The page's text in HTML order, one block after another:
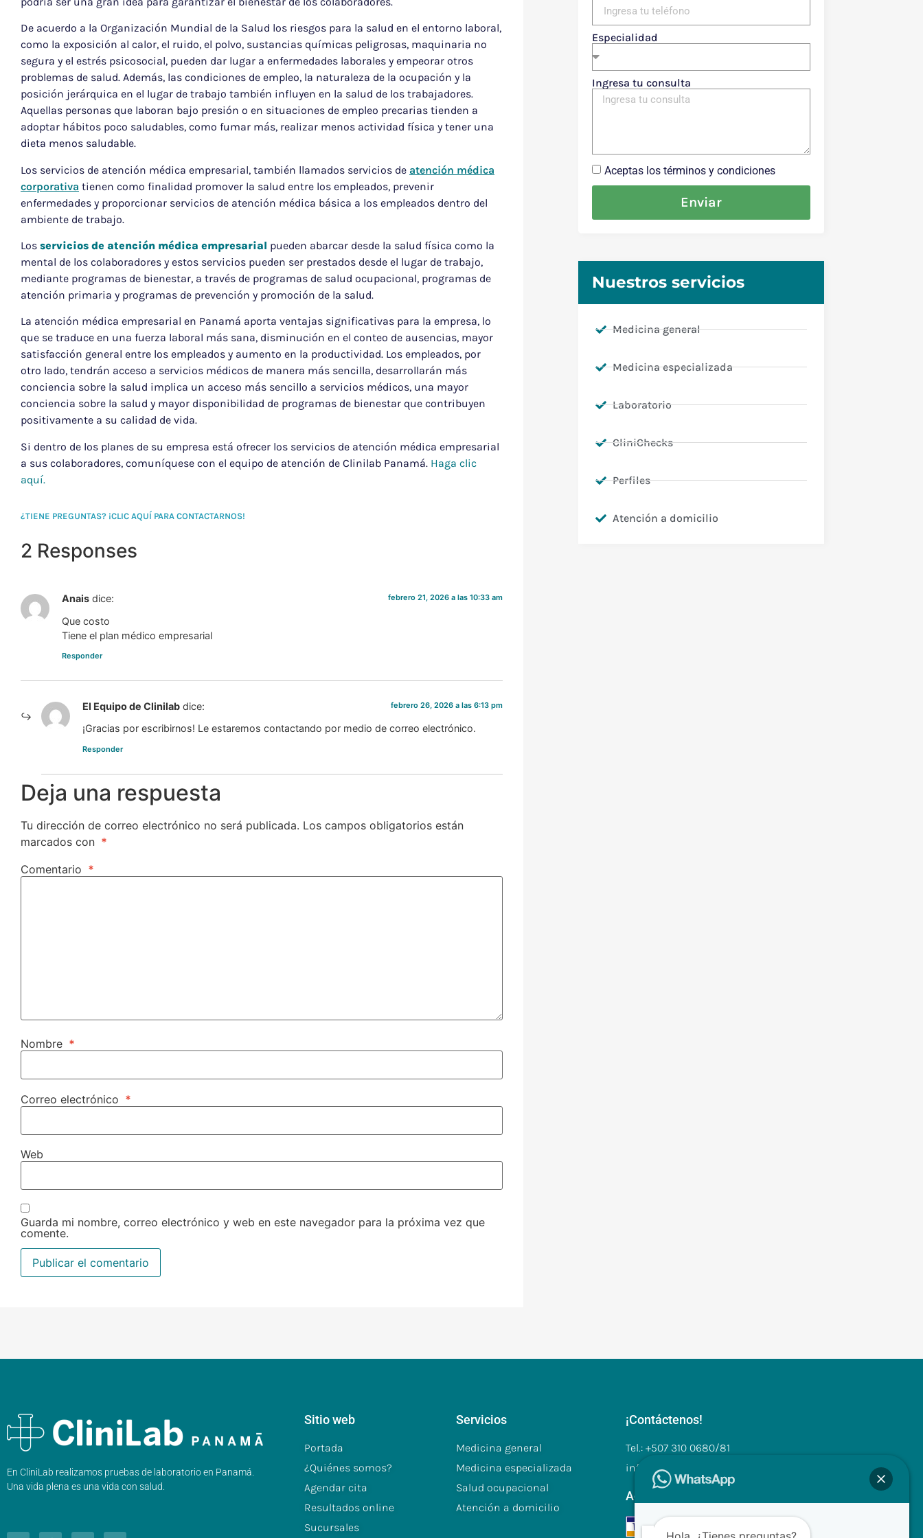
De acuerdo a la Organización Mundial de la Salud los riesgos para la salud en el entorno laboral,
como la exposición al calor, el ruido, el polvo, sustancias químicas peligrosas, maquinaria no
segura y el estrés psicosocial, pueden dar lugar a enfermedades laborales y empeorar otros
problemas de salud. Además, las condiciones de empleo, la naturaleza de la ocupación y la
posición jerárquica en el lugar de trabajo también influyen en la salud de los trabajadores.
Aquellas personas que laboran bajo presión o en situaciones de empleo precarias tienden a
adoptar hábitos poco saludables, como fumar más, realizar menos actividad física y tener una
dieta menos saludable.
Los servicios de atención médica empresarial, también llamados servicios de atención médica
corporativa tienen como finalidad promover la salud entre los empleados, prevenir
enfermedades y proporcionar servicios de atención médica básica a los empleados dentro del
ambiente de trabajo.
Los servicios de atención médica empresarial pueden abarcar desde la salud física como la
mental de los colaboradores y estos servicios pueden ser prestados desde el lugar de trabajo,
mediante programas de bienestar, a través de programas de salud ocupacional, programas de
atención primaria y programas de prevención y promoción de la salud.
La atención médica empresarial en Panamá aporta ventajas significativas para la empresa, lo
que se traduce en una fuerza laboral más sana, disminución en el conteo de ausencias, mayor
satisfacción general entre los empleados y aumento en la productividad. Los empleados, por
otro lado, tendrán acceso a servicios médicos de manera más sencilla, desarrollarán más
conciencia sobre la salud implica un acceso más sencillo a servicios médicos, una mayor
conciencia sobre la salud y mayor disponibilidad de programas de bienestar que contribuyen
positivamente a su calidad de vida.
Si dentro de los planes de su empresa está ofrecer los servicios de atención médica empresarial
a sus colaboradores, comuníquese con el equipo de atención de Clinilab Panamá. Haga clic
aquí.
¿TIENE PREGUNTAS? ¡CLIC AQUÍ PARA CONTACTARNOS!
2 Responses
Anais dice: febrero 21, 2026 a las 10:33 am
Que costo
Tiene el plan médico empresarial
Responder
El Equipo de Clinilab dice: febrero 26, 2026 a las 6:13 pm
¡Gracias por escribirnos! Le estaremos contactando por medio de correo electrónico.
Responder
Deja una respuesta
Tu dirección de correo electrónico no será publicada. Los campos obligatorios están
marcados con *
Comentario *
Nombre *
Correo electrónico *
Web
Guarda mi nombre, correo electrónico y web en este navegador para la próxima vez que
comente.
Especialidad
Ingresa tu consulta
Aceptas los términos y condiciones
Enviar
Nuestros servicios
Medicina general
Medicina especializada
Laboratorio
CliniChecks
Perfiles
Atención a domicilio
En CliniLab realizamos pruebas de laboratorio en Panamá.
Una vida plena es una vida con salud.
Sitio web
Portada
¿Quiénes somos?
Agendar cita
Resultados online
Sucursales
Servicios
Medicina general
Medicina especializada
Salud ocupacional
Atención a domicilio
¡Contáctenos!
Tel.: +507 310 0680/81
info@clinilabpanama.com
Aceptamos